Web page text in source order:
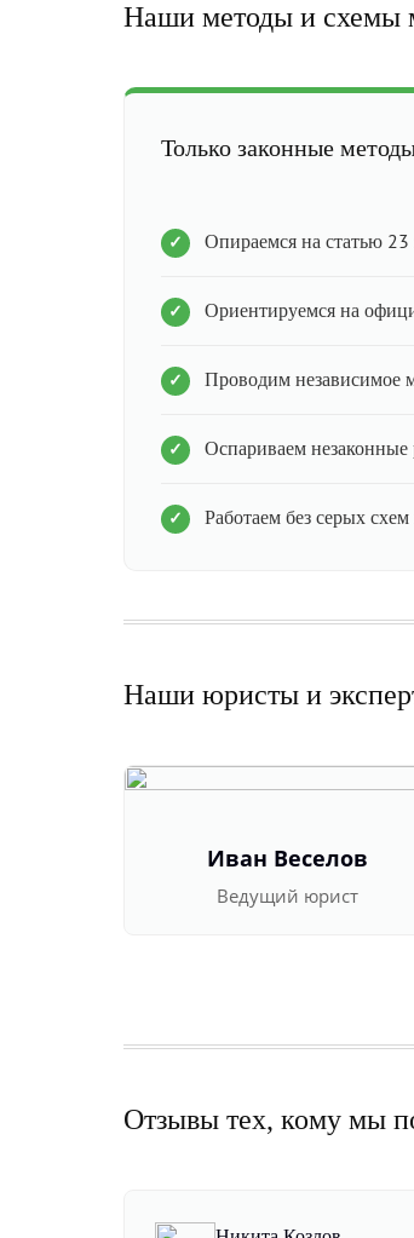
Наши методы и схемы
Только законные
Опираемся на статью
Ориентируемся на
Проводим независимое
Оспариваем незаконные
Работаем без серых схем
Наши юристы и
Иван Веселов
Ведущий юрист
Отзывы тех, кому мы